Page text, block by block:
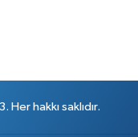
hakkı saklıdır.